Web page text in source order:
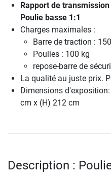
Rapport de
Poulie basse 1:1
Charges maximales :
Barre de traction :
Poulies : 100 kg
repose-barre de
La qualité au juste prix.
Dimensions
cm x (H) 212 cm
Description :